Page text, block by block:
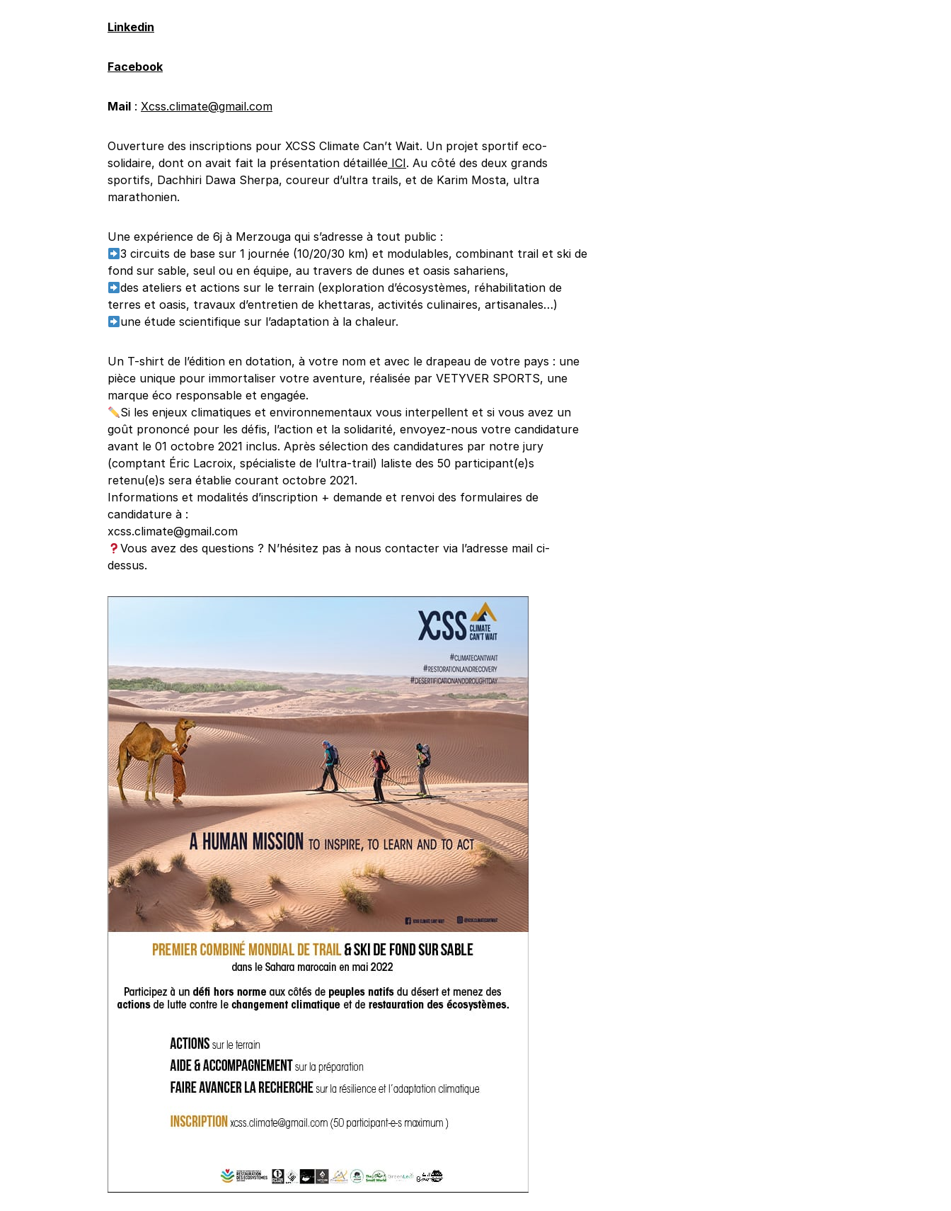
Linkedin
Facebook
Mail : Xcss.climate@gmail.com
Ouverture des inscriptions pour XCSS Climate Can’t Wait. Un projet sportif eco-
solidaire, dont on avait fait la présentation détaillée ICI. Au côté des deux grands
sportifs, Dachhiri Dawa Sherpa, coureur d’ultra trails, et de Karim Mosta, ultra
marathonien.
Une expérience de 6j à Merzouga qui s’adresse à tout public :
3 circuits de base sur 1 journée (10/20/30 km) et modulables, combinant trail et ski de
fond sur sable, seul ou en équipe, au travers de dunes et oasis sahariens,
des ateliers et actions sur le terrain (exploration d’écosystèmes, réhabilitation de
terres et oasis, travaux d’entretien de khettaras, activités culinaires, artisanales…)
une étude scientifique sur l’adaptation à la chaleur.
Un T-shirt de l’édition en dotation, à votre nom et avec le drapeau de votre pays : une
pièce unique pour immortaliser votre aventure, réalisée par VETYVER SPORTS, une
marque éco responsable et engagée.
Si les enjeux climatiques et environnementaux vous interpellent et si vous avez un
goût prononcé pour les défis, l’action et la solidarité, envoyez-nous votre candidature
avant le 01 octobre 2021 inclus. Après sélection des candidatures par notre jury
(comptant Éric Lacroix, spécialiste de l’ultra-trail) laliste des 50 participant(e)s
retenu(e)s sera établie courant octobre 2021.
Informations et modalités d’inscription + demande et renvoi des formulaires de
candidature à :
xcss.climate@gmail.com
Vous avez des questions ? N’hésitez pas à nous contacter via l’adresse mail ci-
dessus.